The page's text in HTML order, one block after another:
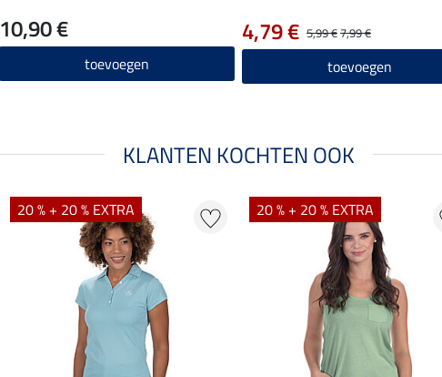
10,90 €
toevoegen
5,99 €7,99 €
4,79 €
toevoegen
KLANTEN KOCHTEN OOK
20 % + 20 % EXTRA 20 % + 20 % EXTRA